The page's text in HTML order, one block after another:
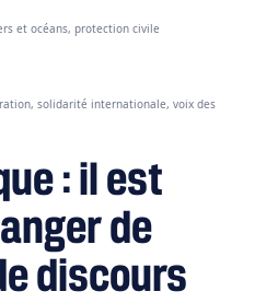
et océans, protection civile
solidarité internationale, voix des
: il est
de
discours